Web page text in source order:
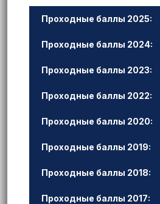
Проходные баллы 2025:
Проходные баллы 2024:
Проходные баллы 2023:
Проходные баллы 2022:
Проходные баллы 2020:
Проходные баллы 2019:
Проходные баллы 2018:
Проходные баллы 2017: